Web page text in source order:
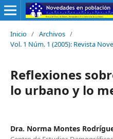
Inicio / Archivos /
Vol. 1 Núm. 1 (2005): Revista
Reflexiones
lo urbano y lo
Dra. Norma Montes